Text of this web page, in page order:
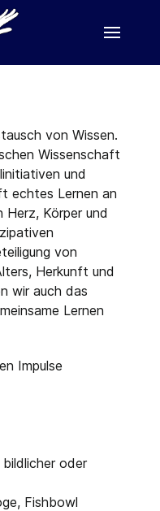
von Wissen.
Wissenschaft
und
echtes Lernen an
Herz, Körper und
von
Herkunft und
wir auch das
Lernen
Impulse
oder
Fishbowl